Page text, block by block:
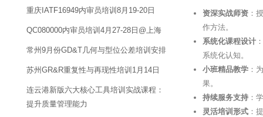
资深实战师资 ：
作方法。
系统化课程设计
系统化认知。
小班精品教学 ：
果。
持续服务支持 ：
灵活培训形式 ：
重庆IATF16949内审员培训8月19-20日
QC080000内审员培训4月27-28日@上海
常州9月份GD&T几何与型位公差培训安排
苏州GR&R重复性与再现性培训1月14日
连云港新版六大核心工具培训实战课程：
提升质量管理能力